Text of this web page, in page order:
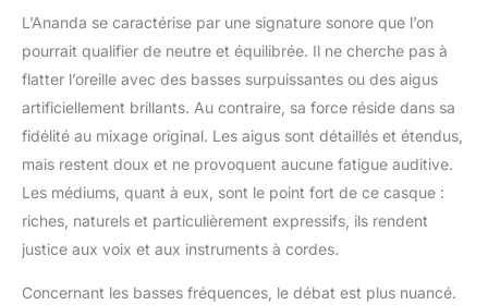
L’Ananda se caractérise par une signature sonore que l’on
pourrait qualifier de neutre et équilibrée. Il ne cherche pas à
flatter l’oreille avec des basses surpuissantes ou des aigus
artificiellement brillants. Au contraire, sa force réside dans sa
fidélité au mixage original. Les aigus sont détaillés et étendus,
mais restent doux et ne provoquent aucune fatigue auditive.
Les médiums, quant à eux, sont le point fort de ce casque :
riches, naturels et particulièrement expressifs, ils rendent
justice aux voix et aux instruments à cordes.
Concernant les basses fréquences, le débat est plus nuancé.